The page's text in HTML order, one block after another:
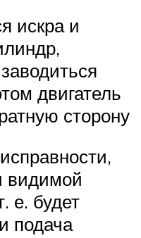
искра и
двигатель
сторону
видимой
е. будет
подача